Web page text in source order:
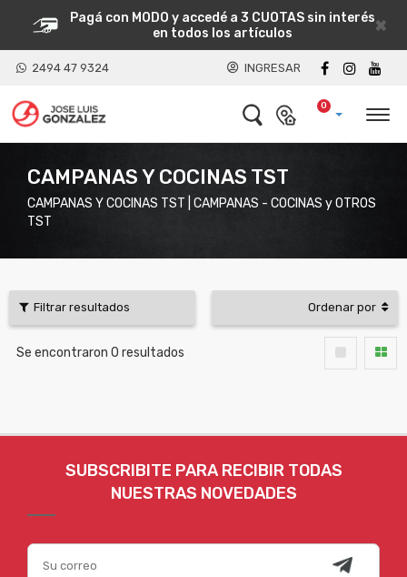
×
Pagá con MODO y accedé a 3 CUOTAS sin interés
en todos los artículos
2494 47 9324 INGRESAR
0
CAMPANAS Y COCINAS TST
CAMPANAS Y COCINAS TST | CAMPANAS - COCINAS y OTROS
TST
Filtrar resultados Ordenar por
Se encontraron 0 resultados
SUBSCRIBITE PARA RECIBIR TODAS
NUESTRAS NOVEDADES